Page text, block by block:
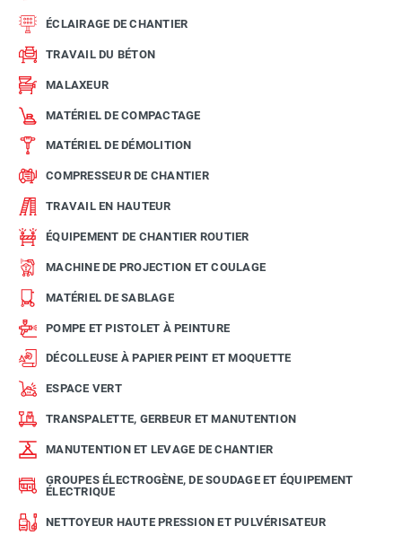
ÉCLAIRAGE DE CHANTIER
TRAVAIL DU BÉTON
MALAXEUR
MATÉRIEL DE COMPACTAGE
MATÉRIEL DE DÉMOLITION
COMPRESSEUR DE CHANTIER
TRAVAIL EN HAUTEUR
ÉQUIPEMENT DE CHANTIER ROUTIER
MACHINE DE PROJECTION ET COULAGE
MATÉRIEL DE SABLAGE
POMPE ET PISTOLET À PEINTURE
DÉCOLLEUSE À PAPIER PEINT ET MOQUETTE
ESPACE VERT
TRANSPALETTE, GERBEUR ET MANUTENTION
MANUTENTION ET LEVAGE DE CHANTIER
GROUPES ÉLECTROGÈNE, DE SOUDAGE ET ÉQUIPEMENT
ÉLECTRIQUE
NETTOYEUR HAUTE PRESSION ET PULVÉRISATEUR